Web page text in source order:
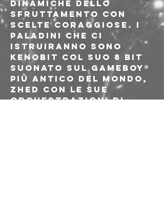
dinamiche dello
sfruttamento con
scelte coraggiose. I
paladini che ci
istruiranno sono
Kenobit col suo 8 bit
suonato sul Gameboy®
più antico del mondo,
Zhed con le sue
orchestrazioni di